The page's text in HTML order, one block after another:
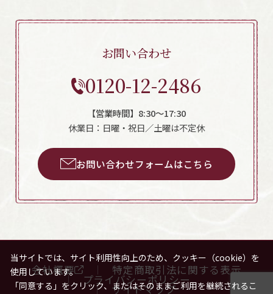
お問い合わせ
0120-12-2486
【営業時間】8:30～17:30
休業日：日曜・祝日／土曜は不定休
お問い合わせフォームはこちら
会社概要 特定商取引法に関する表示
プライバシーポリシー
サイトマップ
当サイトでは、サイト利用性向上のため、クッキー（cookie）を
使用しています。
「同意する」をクリック、またはそのままご利用を継続されるこ